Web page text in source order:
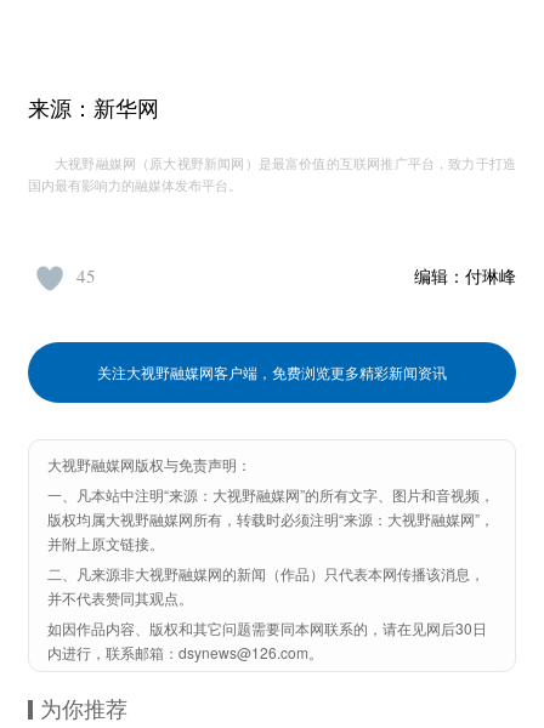
来源：新华网
大视野融媒网（原大视野新闻网）是最富价值的互联网推广平台，致力于打造
国内最有影响力的融媒体发布平台。
编辑： 付琳峰
45
关注大视野融媒网客户端，免费浏览更多精彩新闻资讯
大视野融媒网版权与免责声明：
一、凡本站中注明“来源：大视野融媒网”的所有文字、图片和音视频，
版权均属大视野融媒网所有，转载时必须注明“来源：大视野融媒网”，
并附上原文链接。
二、凡来源非大视野融媒网的新闻（作品）只代表本网传播该消息，
并不代表赞同其观点。
如因作品内容、版权和其它问题需要同本网联系的，请在见网后30日
内进行，联系邮箱：dsynews@126.com。
为你推荐